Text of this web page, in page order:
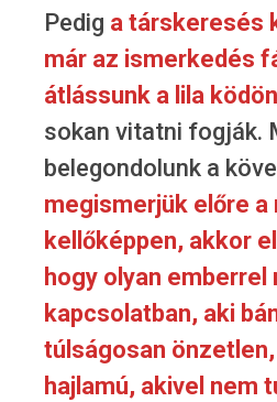
Pedig a társkeresés
már az ismerkedés
átlássunk a lila
sokan vitatni fogják.
belegondolunk a
megismerjük előre a
kellőképpen, akkor
hogy olyan
kapcsolatban, aki
túlságosan
hajlamú, akivel nem